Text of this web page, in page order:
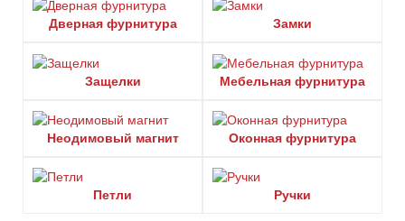
Дверная фурнитура Замки
Защелки Мебельная фурнитура
Неодимовый магнит Оконная фурнитура
Петли Ручки